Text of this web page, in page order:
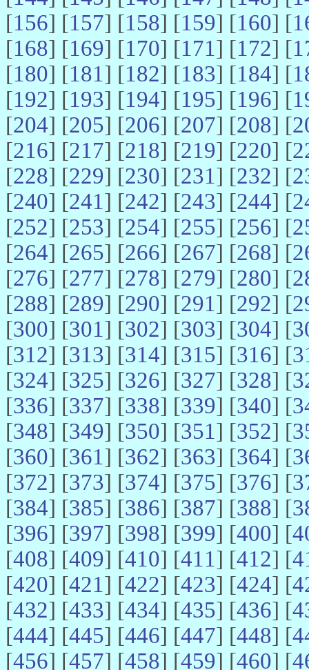
[156] [157] [158] [159] [160] [
[168] [169] [170] [171] [172] [
[180] [181] [182] [183] [184] [
[192] [193] [194] [195] [196] [
[204] [205] [206] [207] [208] [
[216] [217] [218] [219] [220] [
[228] [229] [230] [231] [232] [
[240] [241] [242] [243] [244] [
[252] [253] [254] [255] [256] [
[264] [265] [266] [267] [268] [
[276] [277] [278] [279] [280] [
[288] [289] [290] [291] [292] [
[300] [301] [302] [303] [304] [
[312] [313] [314] [315] [316] [
[324] [325] [326] [327] [328] [
[336] [337] [338] [339] [340] [
[348] [349] [350] [351] [352] [
[360] [361] [362] [363] [364] [
[372] [373] [374] [375] [376] [
[384] [385] [386] [387] [388] [
[396] [397] [398] [399] [400] [
[408] [409] [410] [411] [412] [
[420] [421] [422] [423] [424] [
[432] [433] [434] [435] [436] [
[444] [445] [446] [447] [448] [
[456] [457] [458] [459] [460] [